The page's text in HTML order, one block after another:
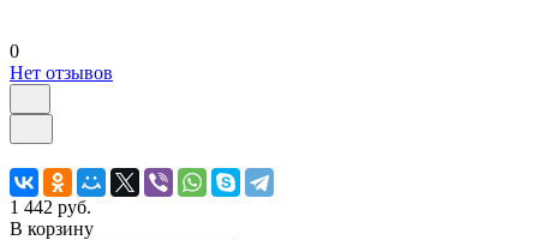
0
Нет отзывов
1 442 руб.
В корзину